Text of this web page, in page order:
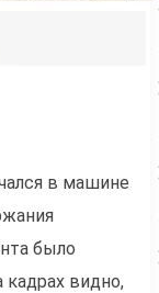
в машине
было
кадрах видно,